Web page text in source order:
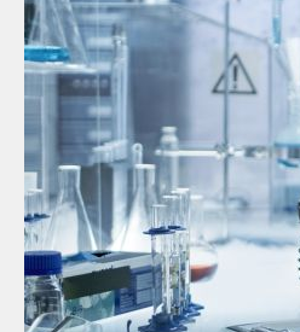
// Articolo
// Spettroscopia nel vicino
// Misure dirette